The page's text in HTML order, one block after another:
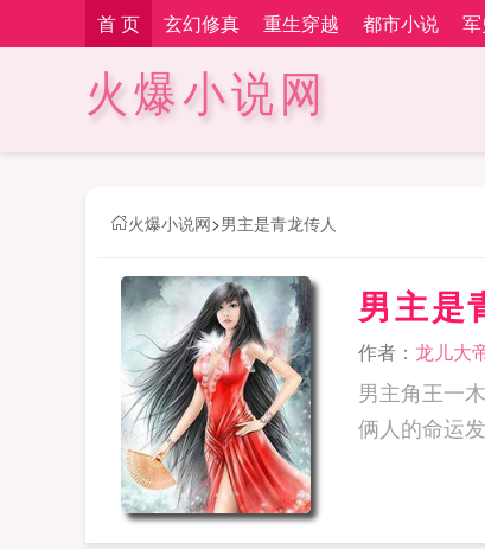
首 页 玄幻修真 重生穿越 都市小说
火爆小说网
火爆小说网>男主是青龙传人
男主是
作者： 龙儿大
男主角王一